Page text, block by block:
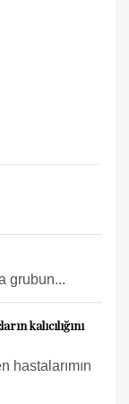
grubun...
kalıcılığını
hastalarımın